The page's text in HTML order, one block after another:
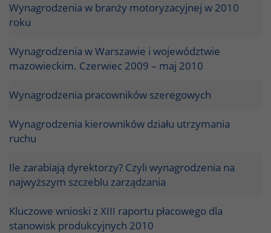
Wynagrodzenia w branży motoryzacyjnej w 2010
roku
Wynagrodzenia w Warszawie i województwie
mazowieckim. Czerwiec 2009 – maj 2010
Wynagrodzenia pracowników szeregowych
Wynagrodzenia kierowników działu utrzymania
ruchu
Ile zarabiają dyrektorzy? Czyli wynagrodzenia na
najwyższym szczeblu zarządzania
Kluczowe wnioski z XIII raportu płacowego dla
stanowisk produkcyjnych 2010